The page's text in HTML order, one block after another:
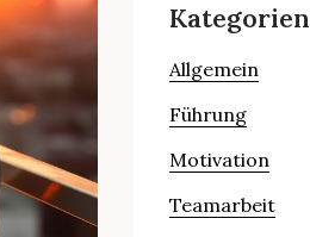
Kategorien
Allgemein
Führung
Motivation
Teamarbeit